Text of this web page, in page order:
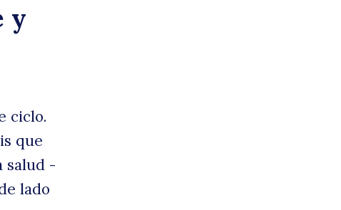
y
ciclo.
que
salud -
lado